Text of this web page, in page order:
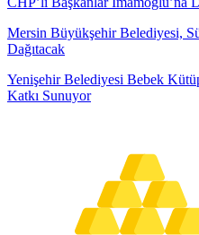
Mersin Büyükşehir Belediyesi,
Dağıtacak
Yenişehir Belediyesi Bebek
Katkı Sunuyor